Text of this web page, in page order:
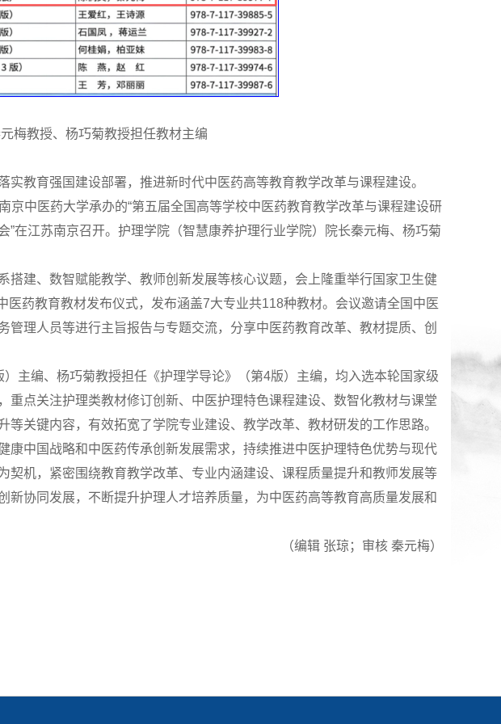
梅教授、杨巧菊教授担任教材主编
实教育强国建设部署，推进新时代中医药高等教育教学改革与课程建设。
中医药大学承办的“第五届全国高等学校中医药教育教学改革与课程建设研
在江苏南京召开。护理学院（智慧康养护理行业学院）院长秦元梅、杨巧菊
搭建、数智赋能教学、教师创新发展等核心议题，会上隆重举行国家卫生健
医药教育教材发布仪式，发布涵盖7大专业共118种教材。会议邀请全国中医
管理人员等进行主旨报告与专题交流，分享中医药教育改革、教材提质、创
主编、杨巧菊教授担任《护理学导论》（第4版）主编，均入选本轮国家级
重点关注护理类教材修订创新、中医护理特色课程建设、数智化教材与课堂
关键内容，有效拓宽了学院专业建设、教学改革、教材研发的工作思路。
康中国战略和中医药传承创新发展需求，持续推进中医护理特色优势与现代
契机，紧密围绕教育教学改革、专业内涵建设、课程质量提升和教师发展等
新协同发展，不断提升护理人才培养质量，为中医药高等教育高质量发展和
（编辑 张琼；审核 秦元梅）